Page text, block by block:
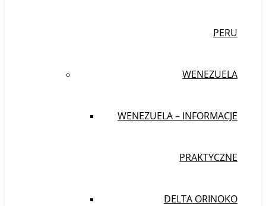
PERU
WENEZUELA
WENEZUELA – INFORMACJE
PRAKTYCZNE
DELTA ORINOKO